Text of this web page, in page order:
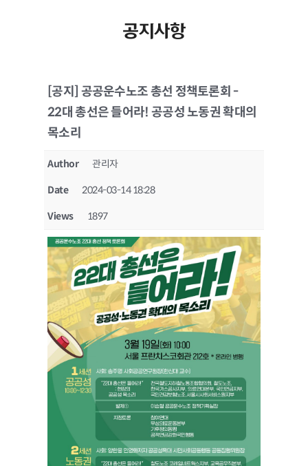
공지사항
[공지] 공공운수노조 총선 정책토론회 -
22대 총선은 들어라! 공공성 노동권 확대의
목소리
Author 관리자
Date 2024-03-14 18:28
Views 1897